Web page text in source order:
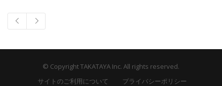
© Copyright TAKATAYA Inc. All rights reserved.
サイトのご利用について
プライバシーポリシー